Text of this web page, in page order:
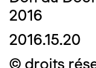
2016
2016.15.20
© droits